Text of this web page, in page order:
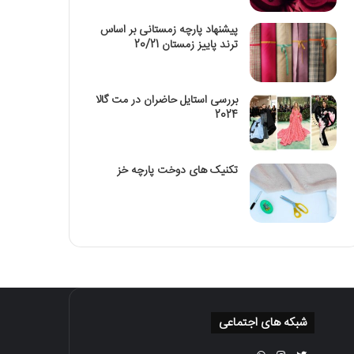
پیشنهاد پارچه زمستانی بر اساس
ترند پاییز زمستان 20/21
بررسی استایل حاضران در مت گالا
2024
تکنیک‌ های دوخت پارچه خز
شبکه های اجتماعی